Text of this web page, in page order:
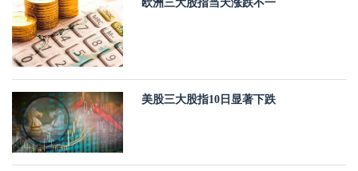
欧洲三大股指当天涨跌不一
美股三大股指10日显著下跌